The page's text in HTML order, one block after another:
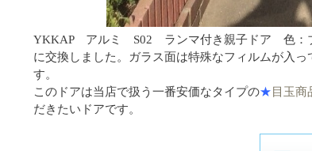
YKKAP アルミ S02 ランマ付き親子ドア 色：
に交換しました。ガラス面は特殊なフィルムが入
す。
このドアは当店で扱う一番安価なタイプの★ 目玉商
だきたいドアです。